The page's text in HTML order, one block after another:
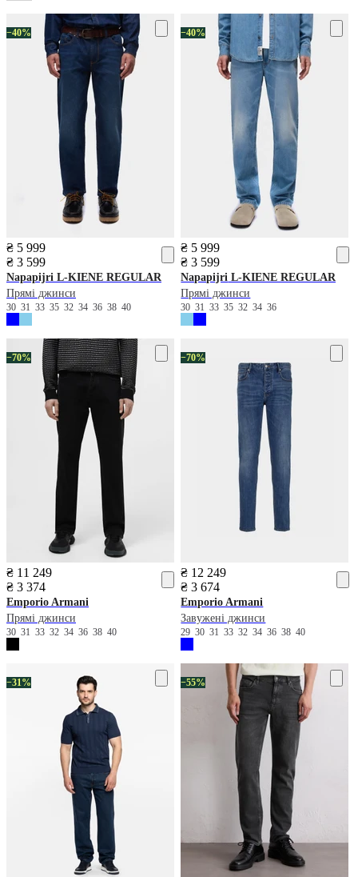
−40%
₴ 5 999
₴ 3 599
Napapijri L-KIENE REGULAR
Прямі джинси
30 31 33 35 32 34 36 38 40
−40%
₴ 5 999
₴ 3 599
Napapijri L-KIENE REGULAR
Прямі джинси
30313335323436
−70%
₴ 11 249
₴ 3 374
Emporio Armani
Прямі джинси
30 31 33 32 34 36 38 40
−70%
₴ 12 249
₴ 3 674
Emporio Armani
Завужені джинси
293031333234363840
−31% −55%